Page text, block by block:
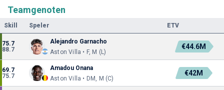
Teamgenoten
Skill Speler ETV
75.7
88.7
Alejandro Garnacho
Aston Villa • F, M (L)
€44.6M
69.7
75.7
Amadou Onana
Aston Villa • DM, M (C)
€42M